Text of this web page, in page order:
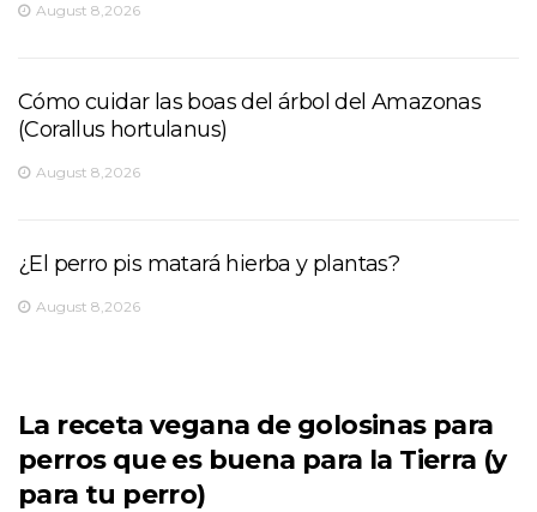
August 8,2026
Cómo cuidar las boas del árbol del Amazonas
(Corallus hortulanus)
August 8,2026
¿El perro pis matará hierba y plantas?
August 8,2026
La receta vegana de golosinas para
perros que es buena para la Tierra (y
para tu perro)